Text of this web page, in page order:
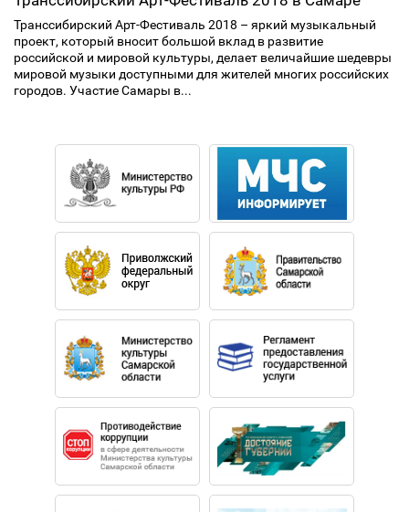
Транссибирский Арт-Фестиваль 2018 – яркий музыкальный
проект, который вносит большой вклад в развитие
российской и мировой культуры, делает величайшие шедевры
мировой музыки доступными для жителей многих российских
городов. Участие Самары в...